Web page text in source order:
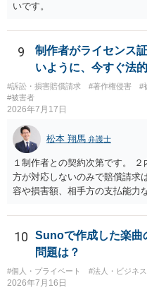
いです。
9
制作者がライセンス
いように、今すぐ法
#訴訟・損害賠償請求 #著作権侵害 #
#被害者
2026年7月17日
松本 翔馬 弁護士
１制作者との契約次第です。
方が対応しないのみで賠償請求
容や損害額、相手方の支払能力
求する場合もありますが、認め
細な検討が必要です。遅延損害
う。 ６弁護士に窓口を一本化
10
Sunoで作成した楽曲
問題は？
#個人・プライベート #法人・ビジネス
2026年7月16日